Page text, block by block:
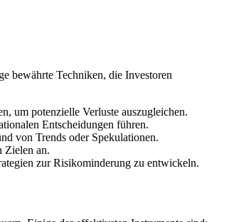
bewährte Techniken, die Investoren
um potenzielle Verluste auszugleichen.
Entscheidungen führen.
von Trends oder Spekulationen.
Zielen an.
zur Risikominderung zu entwickeln.